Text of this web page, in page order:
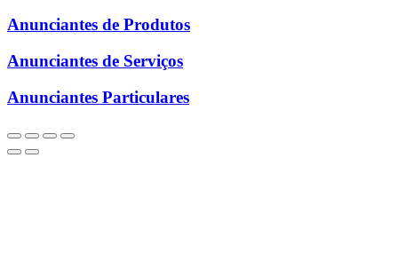
Anunciantes de Produtos
Anunciantes de Serviços
Anunciantes Particulares